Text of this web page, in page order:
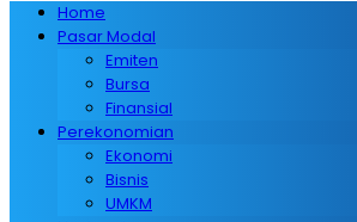
Home
Pasar Modal
Emiten
Bursa
Finansial
Perekonomian
Ekonomi
Bisnis
UMKM